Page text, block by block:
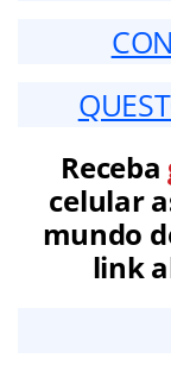
Receba
celular
mundo
link